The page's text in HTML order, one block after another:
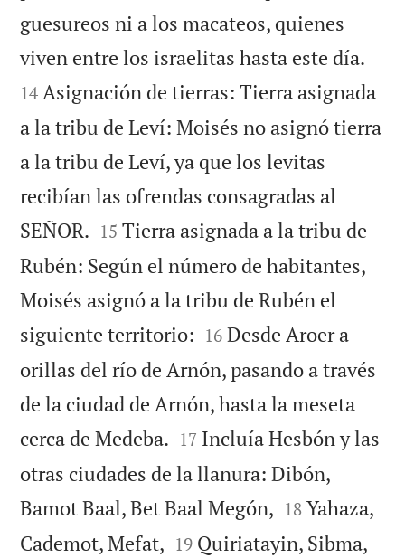
guesureos ni a los macateos, quienes
viven entre los israelitas hasta este día.
14 Asignación de tierras: Tierra asignada
a la tribu de Leví: Moisés no asignó tierra
a la tribu de Leví, ya que los levitas
recibían las ofrendas consagradas al
SEÑOR. 

15 Tierra asignada a la tribu de
Rubén: Según el número de habitantes,
Moisés asignó a la tribu de Rubén el
siguiente territorio: 

16 Desde Aroer a
orillas del río de Arnón, pasando a través
de la ciudad de Arnón, hasta la meseta
cerca de Medeba. 

17 Incluía Hesbón y las
otras ciudades de la llanura: Dibón,
Bamot Baal, Bet Baal Megón, 

18 Yahaza,
Cademot, Mefat, 

19 Quiriatayin, Sibma,